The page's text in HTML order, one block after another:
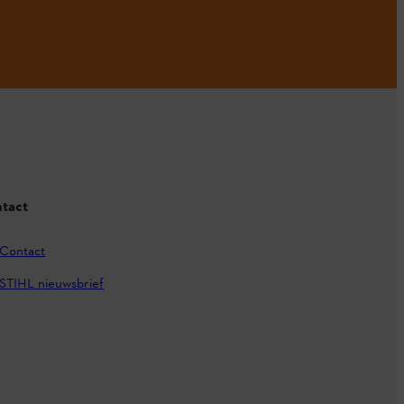
Contact
STIHL nieuwsbrief